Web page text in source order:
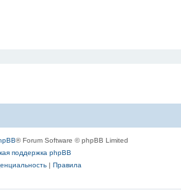
® Forum Software © phpBB Limited
поддержка phpBB
| Правила